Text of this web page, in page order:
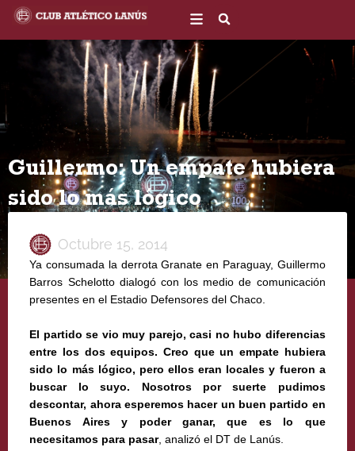
contenido
Guillermo: Un empate hubiera
sido lo más lógico
Octubre 15, 2014
Ya consumada la derrota Granate en Paraguay, Guillermo
Barros Schelotto dialogó con los medio de comunicación
presentes en el Estadio Defensores del Chaco.
El partido se vio muy parejo, casi no hubo diferencias
entre los dos equipos. Creo que un empate hubiera
sido lo más lógico, pero ellos eran locales y fueron a
buscar lo suyo. Nosotros por suerte pudimos
descontar, ahora esperemos hacer un buen partido en
Buenos Aires y poder ganar, que es lo que
necesitamos para pasar, analizó el DT de Lanús.